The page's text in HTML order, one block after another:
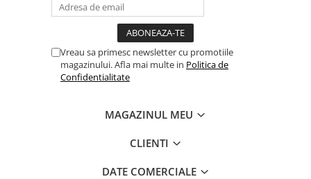
Vreau sa primesc newsletter cu promotiile
magazinului. Afla mai multe in Politica de
Confidentialitate
MAGAZINUL MEU
CLIENTI
DATE COMERCIALE